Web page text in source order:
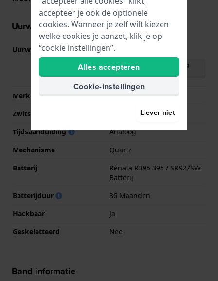
Uurwerk informatie
Uurwerk nr. VX9J
Download handleiding
Merk uurwerk
Seiko Instruments Inc.
Zwitsers uurwerk
Tijdsaanduiding
Analoog
Mechanisme
Quartz
Batterij
Renata R395 395 / SR927SW
Batterij
Batterijduur
36 Maanden
Hackbaar
Ja
Geskeletteerd
Nee
Band informatie
accepteer je ook de optionele
cookies. Wanneer je zelf wilt kiezen
welke cookies je aanzet, klik je op
“cookie instellingen”.
Alles accepteren
Cookie-instellingen
Liever niet